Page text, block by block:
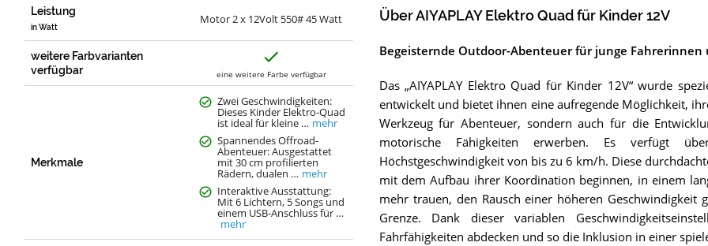
Leistung
in Watt
Motor 2 x 12Volt 550# 45 Watt
weitere Farbvarianten
verfügbar
eine weitere Farbe verfügbar
Merkmale
Zwei Geschwindigkeiten:
Dieses Kinder Elektro-Quad
ist ideal für kleine … mehr
Spannendes Offroad-
Abenteuer: Ausgestattet
mit 30 cm profilierten
Rädern, dualen … mehr
Interaktive Ausstattung:
Mit 6 Lichtern, 5 Songs und
einem USB-Anschluss für …
mehr
Über AIYAPLAY Elektro Quad für Kinder 12V
Begeisternde Outdoor-Abenteuer für junge Fahrerinnen
Das „AIYAPLAY Elektro Quad für Kinder 12V“ wurde
entwickelt und bietet ihnen eine aufregende Möglichkeit,
Werkzeug für Abenteuer, sondern auch für die
motorische Fähigkeiten erwerben. Es verfügt
Höchstgeschwindigkeit von bis zu 6 km/h. Diese
mit dem Aufbau ihrer Koordination beginnen, in einem
mehr trauen, den Rausch einer höheren
Grenze. Dank dieser variablen
Fahrfähigkeiten abdecken und so die Inklusion in einer